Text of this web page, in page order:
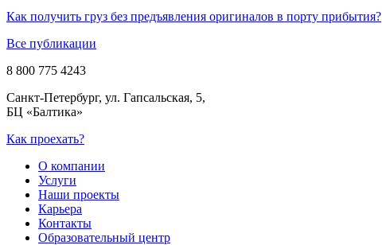
Как получить груз без предъявления оригиналов в порту прибытия?
Все публикации
8 800 775 4243
Санкт-Петербург, ул. Гапсальская, 5,
БЦ «Балтика»
Как проехать?
О компании
Услуги
Наши проекты
Карьера
Контакты
Образовательный центр